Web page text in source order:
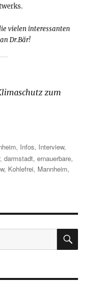
vielen interessanten
Dr.Bär!
zum
, Infos, Interview,
,darmstadt,ernauerbare,
, Kohlefrei, Mannheim,